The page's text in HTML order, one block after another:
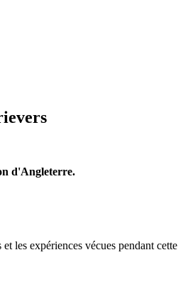
d'Angleterre.
les expériences vécues pendant cette